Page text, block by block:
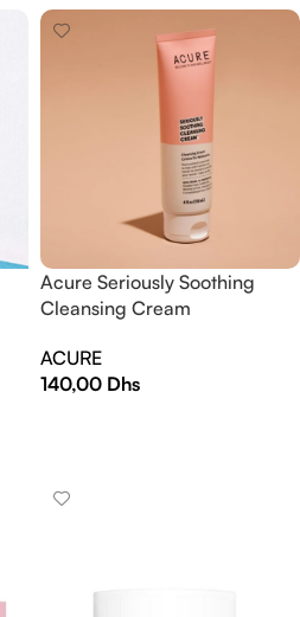
Acure Seriously Soothing
Cleansing Cream
ACURE
140,00 Dhs